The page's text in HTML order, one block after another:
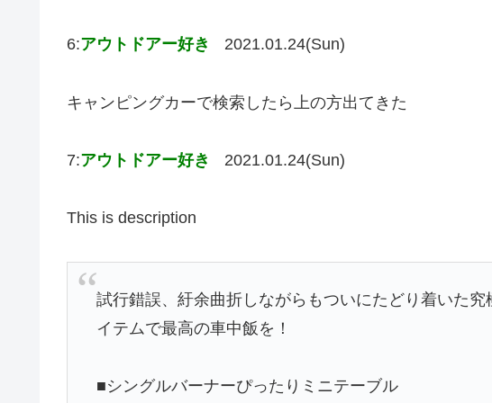
6:アウトドアー好き 2021.01.24(Sun)
キャンピングカーで検索したら上の方出てきた
7:アウトドアー好き 2021.01.24(Sun)
This is description
試行錯誤、紆余曲折しながらもついにたどり着いた
イテムで最高の車中飯を！
■シングルバーナーぴったりミニテーブル